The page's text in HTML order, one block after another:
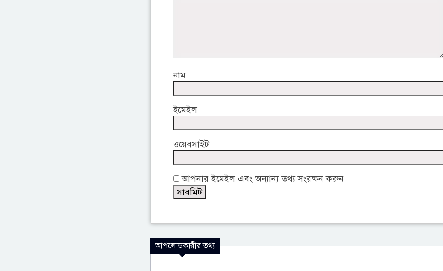
নাম
ইমেইল
ওয়েবসাইট
আপনার ইমেইল এবং অন্যান্য তথ্য সংরক্ষন করুন
আপলোডকারীর তথ্য